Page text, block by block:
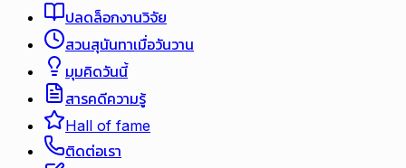
ปลดล็อกงานวิจัย
สวนสุนันทาเมื่อวันวาน
มุมคิดวันนี้
สารคดีความรู้
Hall of fame
ติดต่อเรา